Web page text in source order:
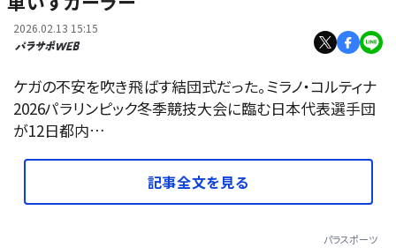
2026.02.13 15:15
ケガの不安を吹き飛ばす結団式だった。ミラノ・コルティナ
2026パラリンピック冬季競技大会に臨む日本代表選手団
が12日都内…
記事全文を見る
パラスポーツ